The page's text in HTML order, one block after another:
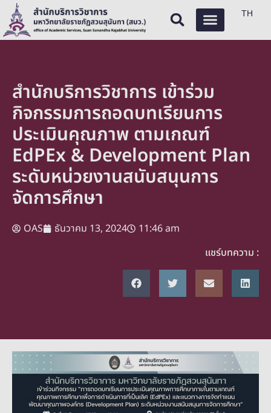
TH
สำนักบริการวิชาการ เข้าร่วม
กิจกรรมการถอดบทเรียนการ
ประเมินคุณภาพ ตามเกณฑ์
EdPEx &​ Development Plan
ระดับหน่วยงานสนับสนุนการ
จัดการศึกษา
OAS ธันวาคม 13, 2024
11:46 am
แชร์บทความ :